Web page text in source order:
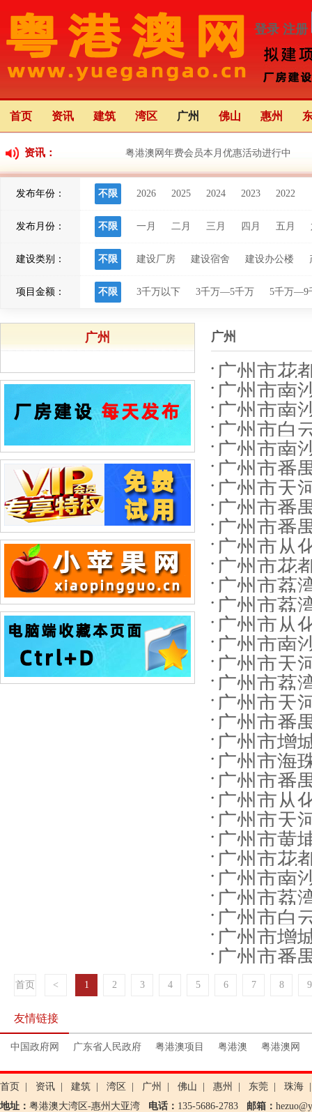
登录 注册
首页 资讯 建筑 湾区 广州 佛山 惠州
资讯： 粤港澳网年费会员本月优惠活动进行中
粤港澳大湾区应用场景创新中心（前海）
发布年份： 不限 2026 2025 2024 2023 2022
发布月份： 不限 一月 二月 三月 四月 五月
建设类别： 不限 建设厂房 建设宿舍 建设办公楼
项目金额： 不限 3千万以下 3千万—5千万 5千万—9
广州 广州
广州市花
广州市南
广州市南沙
广州市白
广州市南沙
广州市番
广州市天
广州市番禺
广州市番禺
广州市从化
广州市花都
广州市荔湾区
广州市荔湾
广州市从
广州市南沙
广州市天
广州市荔湾
广州市天
广州市番
广州市增
广州市海珠
广州市番禺
广州市从化
广州市天河
广州市黄埔
广州市花
广州市南
广州市荔湾区
广州市白
广州市增城
广州市番
首页 < 1 2 3 4 5 6 7 8 9
友情链接
中国政府网 广东省人民政府 粤港澳项目 粤港澳 粤港澳网
首页 资讯 建筑 湾区 广州 佛山 惠州 东莞 珠海
地址： 粤港澳大湾区-惠州大亚湾 电话： 135-5686-2783 邮箱：